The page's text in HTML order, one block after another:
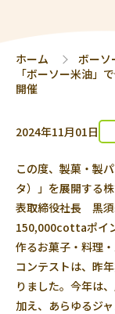
ホーム
ボーソ
「ボーソー米油」
開催
2024年11月01日
この度、製菓・製
タ）」を展開する
表取締役社長 黒須
150,000cottaポイ
作るお菓子・料理
コンテストは、昨
りました。今年は
加え、あらゆるジ